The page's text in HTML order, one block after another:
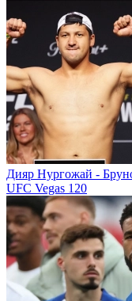
Дияр Нургожай -
UFC Vegas 120